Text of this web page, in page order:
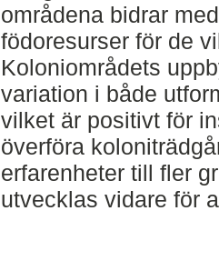
områdena bidrar
födoresurser för de
Koloniområdets
variation i både
vilket är positivt för
överföra
erfarenheter till fler
utvecklas vidare för